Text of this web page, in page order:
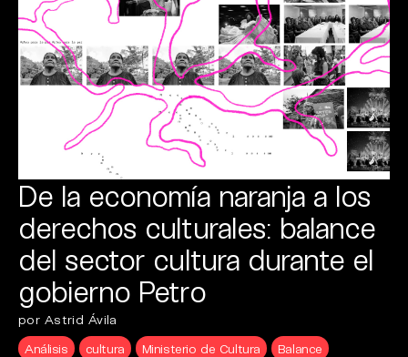
De la economía naranja a los
derechos culturales: balance
del sector cultura durante el
gobierno Petro
por Astrid Ávila
Análisis
cultura Ministerio de Cultura
Balance